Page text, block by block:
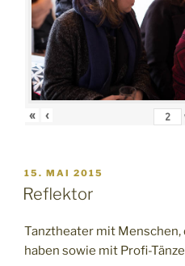
« ‹
VERÖFFENTLICHT
AM
15. MAI 2015
Reflektor
Tanztheater mit
haben sowie mit Profi-